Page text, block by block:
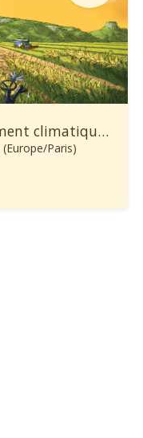
[Formation] Changement climatique: À quoi se préparer et comment s’adapter ?
(Europe/Paris)